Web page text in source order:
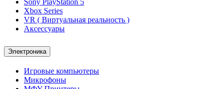
Xbox Series
VR ( Виртуальная реальность )
Аксессуары
Электроника
Игровые компьютеры
Микрофоны